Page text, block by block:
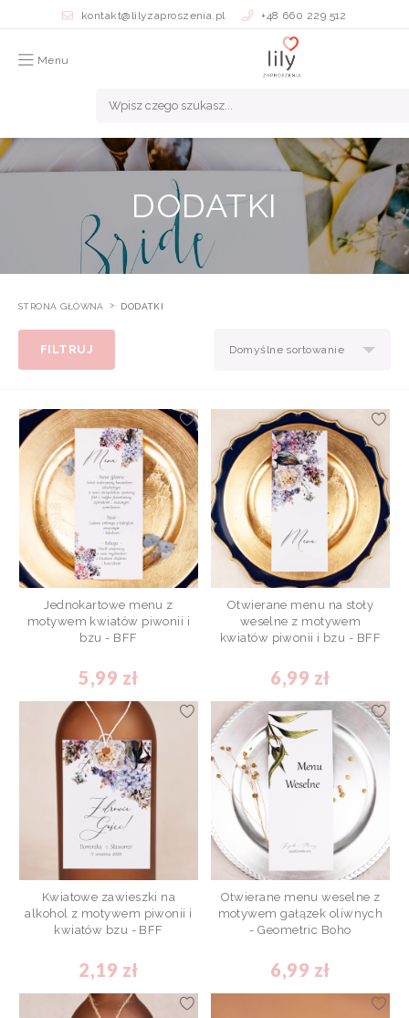
kontakt@lilyzaproszenia.pl +48 660 229 512
Menu
DODATKI
STRONA GŁÓWNA DODATKI
FILTRUJ Domyślne sortowanie
Jednokartowe menu z
motywem kwiatów piwonii i
bzu - BFF
5,99 zł
Otwierane menu na stoły
weselne z motywem
kwiatów piwonii i bzu - BFF
6,99 zł
Kwiatowe zawieszki na
alkohol z motywem piwonii i
kwiatów bzu - BFF
2,19 zł
Otwierane menu weselne z
motywem gałązek oliwnych
- Geometric Boho
6,99 zł